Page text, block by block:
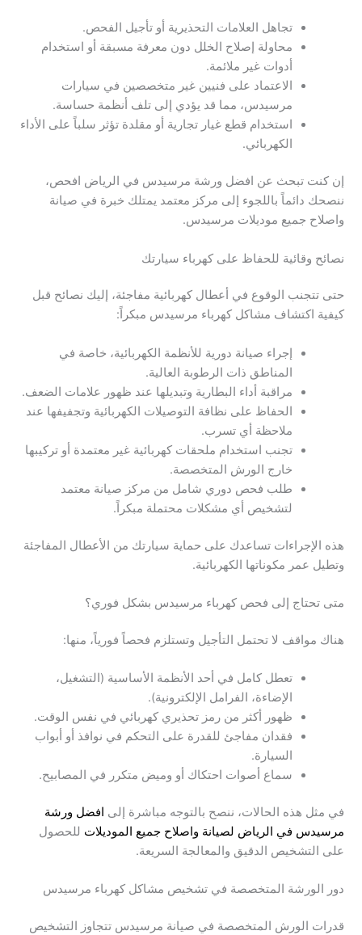
تجاهل العلامات التحذيرية أو تأجيل الفحص.
محاولة إصلاح الخلل دون معرفة مسبقة أو استخدام
أدوات غير ملائمة.
الاعتماد على فنيين غير متخصصين في سيارات
مرسيدس، مما قد يؤدي إلى تلف أنظمة حساسة.
استخدام قطع غيار تجارية أو مقلدة تؤثر سلباً على الأداء
الكهربائي.
إن كنت تبحث عن افضل ورشة مرسيدس في الرياض افحص،
ننصحك دائماً باللجوء إلى مركز معتمد يمتلك خبرة في صيانة
واصلاح جميع موديلات مرسيدس.
نصائح وقائية للحفاظ على كهرباء سيارتك
حتى تتجنب الوقوع في أعطال كهربائية مفاجئة، إليك نصائح قبل
كيفية اكتشاف مشاكل كهرباء مرسيدس مبكراً:
إجراء صيانة دورية للأنظمة الكهربائية، خاصة في
المناطق ذات الرطوبة العالية.
مراقبة أداء البطارية وتبديلها عند ظهور علامات الضعف.
الحفاظ على نظافة التوصيلات الكهربائية وتجفيفها عند
ملاحظة أي تسرب.
تجنب استخدام ملحقات كهربائية غير معتمدة أو تركيبها
خارج الورش المتخصصة.
طلب فحص دوري شامل من مركز صيانة معتمد
لتشخيص أي مشكلات محتملة مبكراً.
هذه الإجراءات تساعدك على حماية سيارتك من الأعطال المفاجئة
وتطيل عمر مكوناتها الكهربائية.
متى تحتاج إلى فحص كهرباء مرسيدس بشكل فوري؟
هناك مواقف لا تحتمل التأجيل وتستلزم فحصاً فورياً، منها:
تعطل كامل في أحد الأنظمة الأساسية (التشغيل،
الإضاءة، الفرامل الإلكترونية).
ظهور أكثر من رمز تحذيري كهربائي في نفس الوقت.
فقدان مفاجئ للقدرة على التحكم في نوافذ أو أبواب
السيارة.
سماع أصوات احتكاك أو وميض متكرر في المصابيح.
في مثل هذه الحالات، ننصح بالتوجه مباشرة إلى افضل ورشة
مرسيدس في الرياض لصيانة واصلاح جميع الموديلات للحصول
على التشخيص الدقيق والمعالجة السريعة.
دور الورشة المتخصصة في تشخيص مشاكل كهرباء مرسيدس
قدرات الورش المتخصصة في صيانة مرسيدس تتجاوز التشخيص